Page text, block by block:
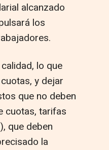
alcanzado
los
lo que
y dejar
que no deben
cuotas, tarifas
que deben
la